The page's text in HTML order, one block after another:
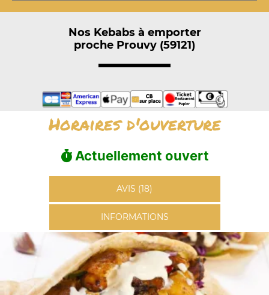
Nos Kebabs à emporter
proche Prouvy (59121)
Horaires d'ouverture
Actuellement ouvert
AVIS (18)
INFORMATIONS